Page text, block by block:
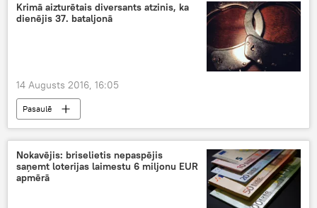
Krimā aizturētais diversants atzinis, ka
dienējis 37. bataljonā
14 Augusts 2016, 16:05
Pasaulē
Nokavējis: briselietis nepaspējis
saņemt loterijas laimestu 6 miljonu EUR
apmērā